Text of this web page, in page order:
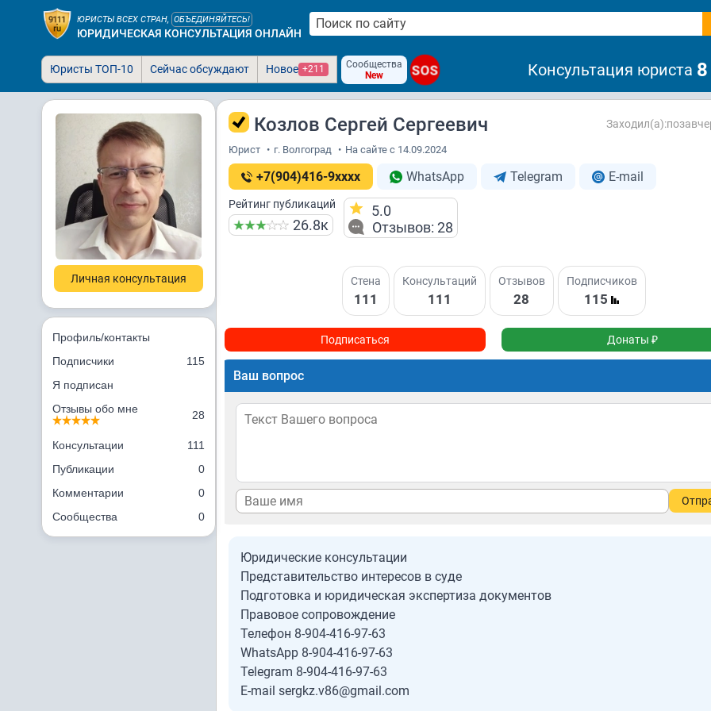
ЮРИСТЫ ВСЕХ СТРАН, ОБЪЕДИНЯЙТЕСЬ!
ЮРИДИЧЕСКАЯ КОНСУЛЬТАЦИЯ ОНЛАЙН
Юристы ТОП-10 Сейчас обсуждают Новое +211
Сообщества
New
SOS Консультация юриста
Личная консультация
Профиль/контакты
Подписчики
115
Я подписан
Отзывы обо мне
28
Консультации
111
Публикации
0
Комментарии
0
Сообщества
0
Козлов Сергей Сергеевич
Юрист • г. Волгоград • На сайте с 14.09.2024
+7(904)416-9xxxx WhatsApp Telegram E-mail
Рейтинг публикаций
26.8к
5.0
Отзывов: 28
Стена
111
Консультаций
111
Отзывов
28
Подписчиков
115
Подписаться Донаты ₽
Ваш вопрос
Юридические консультации
Представительство интересов в суде
Подготовка и юридическая экспертиза документов
Правовое сопровождение
Телефон 8-904-416-97-63
WhatsApp 8-904-416-97-63
Telegram 8-904-416-97-63
E-mail sergkz.v86@gmail.com